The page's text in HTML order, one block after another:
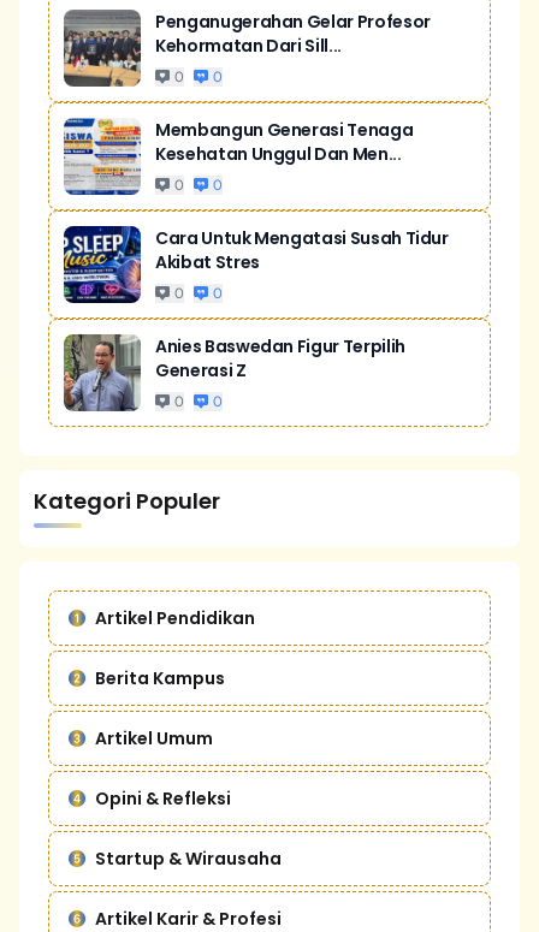
Penganugerahan Gelar Profesor
Kehormatan Dari Sill...
0 0
Membangun Generasi Tenaga
Kesehatan Unggul Dan Men...
0 0
Cara Untuk Mengatasi Susah Tidur
Akibat Stres
0 0
Anies Baswedan Figur Terpilih
Generasi Z
0 0
Kategori Populer
Artikel Pendidikan
Berita Kampus
Artikel Umum
Opini & Refleksi
Startup & Wirausaha
Artikel Karir & Profesi